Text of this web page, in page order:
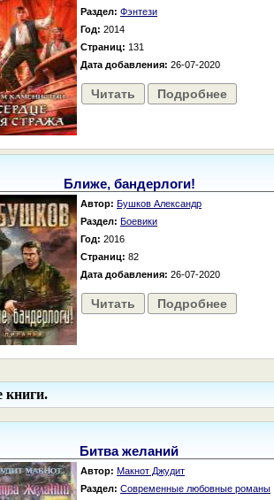
Раздел: Фэнтези
Год: 2014
Страниц: 131
Дата добавления: 26-07-2020
Читать Подробнее
Ближе, бандерлоги!
Автор: Бушков Александр
Раздел: Боевики
Год: 2016
Страниц: 82
Дата добавления: 26-07-2020
Читать Подробнее
книги.
Битва желаний
Автор: Макнот Джудит
Раздел: Современные любовные романы